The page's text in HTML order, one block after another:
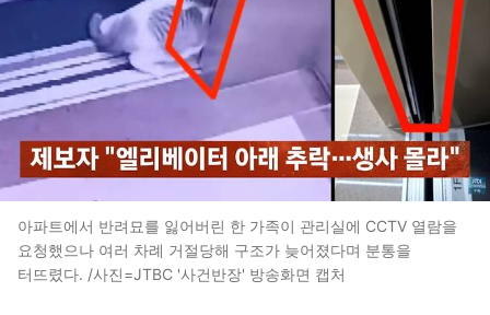
아파트에서 반려묘를 잃어버린 한 가족이 관리실에 CCTV 열람을
요청했으나 여러 차례 거절당해 구조가 늦어졌다며 분통을
터뜨렸다. /사진=JTBC '사건반장' 방송화면 캡처